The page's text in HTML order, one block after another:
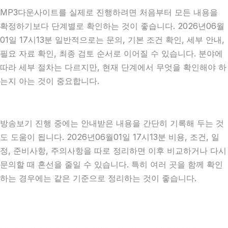
MP3다운사이트를 실제로 진행하려면 처음부터 모든 내용을
확정하기보다 단계별로 확인하는 것이 좋습니다. 2026년06월
01일 17시13분 일반적으로는 문의, 기본 조건 확인, 세부 안내,
필요 자료 확인, 최종 검토 순서로 이어질 수 있습니다. 분야에
따라 세부 절차는 다르지만, 현재 단계에서 무엇을 확인해야 하
는지 아는 것이 중요합니다.
방송보기 진행 중에는 안내받은 내용을 간단히 기록해 두는 것
도 도움이 됩니다. 2026년06월01일 17시13분 비용, 조건, 일
정, 준비사항, 주의사항을 따로 정리하면 이후 비교하거나 다시
문의할 때 혼선을 줄일 수 있습니다. 특히 여러 곳을 함께 확인
하는 경우에는 같은 기준으로 정리하는 것이 좋습니다.